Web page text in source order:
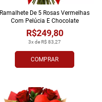
COMPRAR
3x de R$ 83,27
R$249,80
Ramalhete De 5 Rosas Vermelhas
Com Pelúcia E Chocolate